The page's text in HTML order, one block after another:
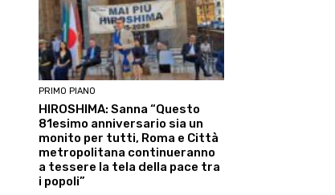
Linkedin ReddIt
PRIMO PIANO
HIROSHIMA: Sanna “Questo
81esimo anniversario sia un
monito per tutti, Roma e Città
metropolitana continueranno
a tessere la tela della pace tra
i popoli”